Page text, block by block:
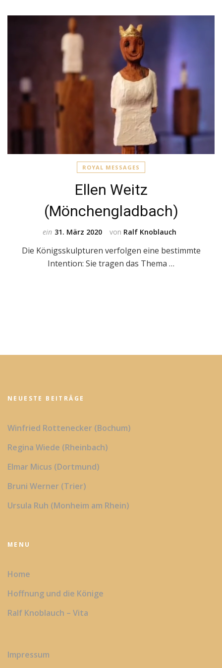
ROYAL MESSAGES
Ellen Weitz
(Mönchengladbach)
von Ralf Knoblauch
ein 31. März 2020
Die Königsskulpturen verfolgen eine bestimmte
Intention: Sie tragen das Thema …
NEUESTE BEITRÄGE
Winfried Rottenecker (Bochum)
Regina Wiede (Rheinbach)
Elmar Micus (Dortmund)
Bruni Werner (Trier)
Ursula Ruh (Monheim am Rhein)
MENU
Home
Hoffnung und die Könige
Ralf Knoblauch – Vita
Impressum